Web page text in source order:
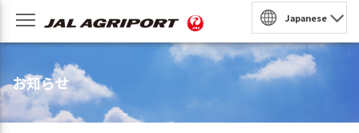
Japanese
体験
お知らせ